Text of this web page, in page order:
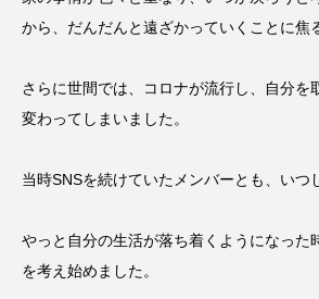
から、だんだんと遠ざかっていくことに焦
さらに世間では、コロナが流行し、自分を
変わってしまいました。
当時SNSを続けていたメンバーとも、いつ
やっと自分の生活が落ち着くようになった
を考え始めました。